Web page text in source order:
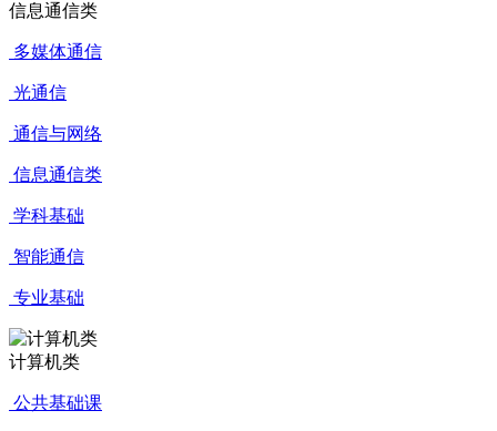
信息通信类
多媒体通信
光通信
通信与网络
信息通信类
学科基础
智能通信
专业基础
计算机类
公共基础课